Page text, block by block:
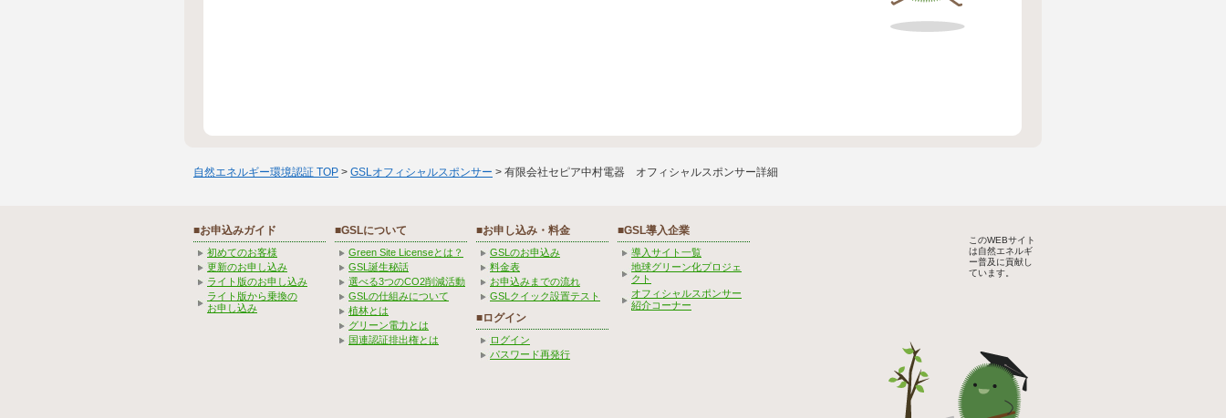
自然エネルギー環境認証 TOP > GSLオフィシャルスポンサー > 有限会社セピア中村電器 オフィシャルスポンサー詳細
■お申込みガイド
初めてのお客様
更新のお申し込み
ライト版のお申し込み
ライト版から乗換の
お申し込み
■GSLについて
Green Site Licenseとは？
GSL誕生秘話
選べる3つのCO2削減活動
GSLの仕組みについて
植林とは
グリーン電力とは
国連認証排出権とは
■お申し込み・料金
GSLのお申込み
料金表
お申込みまでの流れ
GSLクイック設置テスト
■ログイン
ログイン
パスワード再発行
■GSL導入企業
導入サイト一覧
地球グリーン化プロジェ
クト
オフィシャルスポンサー
紹介コーナー
このWEBサイト
は自然エネルギ
ー普及に貢献し
ています。